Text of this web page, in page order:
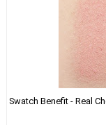
SwatchBenefit - Real